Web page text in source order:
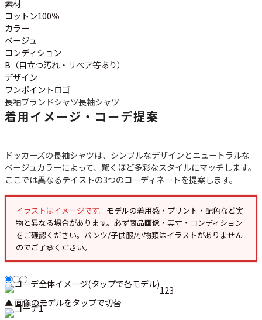
お客様の声
お気に入りリスト
会員登録
メルマガ登録
会社概要
店舗一覧
古着卸売
プライバシーポリシー
お問い合わせ
素材
コットン100％
カラー
ベージュ
コンディション
B（目立つ汚れ・リペア等あり）
デザイン
ワンポイントロゴ
長袖ブランドシャツ長袖シャツ
着用イメージ・コーデ提案
ドッカーズの長袖シャツは、シンプルなデザインとニュートラルな
ベージュカラーによって、驚くほど多彩なスタイルにマッチします。
ここでは異なるテイストの3つのコーディネートを提案します。
イラストはイメージです。 モデルの着用感・プリント・配色など実
物と異なる場合があります。必ず商品画像・実寸・コンディション
をご確認ください。パンツ/子供服/小物類はイラストがありません
のでご了承ください。
123
▲ 画像のモデルをタップで切替